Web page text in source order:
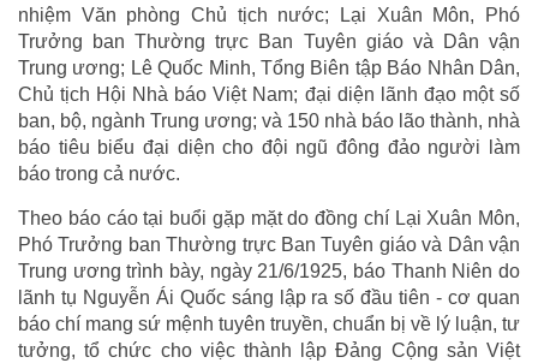
nhiệm Văn phòng Chủ tịch nước; Lại Xuân Môn, Phó
Trưởng ban Thường trực Ban Tuyên giáo và Dân vận
Trung ương; Lê Quốc Minh, Tổng Biên tập Báo Nhân Dân,
Chủ tịch Hội Nhà báo Việt Nam; đại diện lãnh đạo một số
ban, bộ, ngành Trung ương; và 150 nhà báo lão thành, nhà
báo tiêu biểu đại diện cho đội ngũ đông đảo người làm
báo trong cả nước.
Theo báo cáo tại buổi gặp mặt do đồng chí Lại Xuân Môn,
Phó Trưởng ban Thường trực Ban Tuyên giáo và Dân vận
Trung ương trình bày, ngày 21/6/1925, báo Thanh Niên do
lãnh tụ Nguyễn Ái Quốc sáng lập ra số đầu tiên - cơ quan
báo chí mang sứ mệnh tuyên truyền, chuẩn bị về lý luận, tư
tưởng, tổ chức cho việc thành lập Đảng Cộng sản Việt